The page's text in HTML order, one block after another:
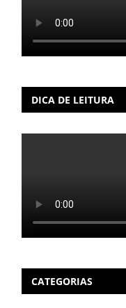
DICA DE LEITURA
CATEGORIAS